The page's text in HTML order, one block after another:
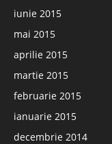
iunie 2015
mai 2015
aprilie 2015
martie 2015
februarie 2015
ianuarie 2015
decembrie 2014